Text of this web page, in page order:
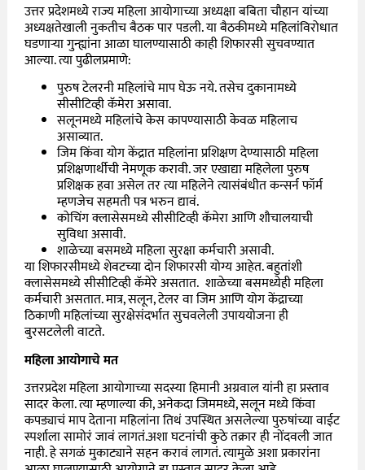
उत्तर प्रदेशमध्ये राज्य महिला आयोगाच्या अध्यक्षा बबिता चौहान यांच्या
अध्यक्षतेखाली नुकतीच बैठक पार पडली. या बैठकीमध्ये महिलांविरोधात
घडणाऱ्या गुन्ह्यांना आळा घालण्यासाठी काही शिफारसी सुचवण्यात
आल्या. त्या पुढीलप्रमाणे:
पुरुष टेलरनी महिलांचे माप घेऊ नये. तसेच दुकानामध्ये
सीसीटिव्ही कॅमेरा असावा.
सलूनमध्ये महिलांचे केस कापण्यासाठी केवळ महिलाच
असाव्यात.
जिम किंवा योग केंद्रात महिलांना प्रशिक्षण देण्यासाठी महिला
प्रशिक्षणार्थीची नेमणूक करावी. जर एखाद्या महिलेला पुरुष
प्रशिक्षक हवा असेल तर त्या महिलेने त्यासंबंधीत कन्सर्न फॉर्म
म्हणजेच सहमती पत्र भरुन द्यावं.
कोचिंग क्लासेसमध्ये सीसीटिव्ही कॅमेरा आणि शौचालयाची
सुविधा असावी.
शाळेच्या बसमध्ये महिला सुरक्षा कर्मचारी असावी.
या शिफारसीमध्ये शेवटच्या दोन शिफारसी योग्य आहेत. बहुतांशी
क्लासेसमध्ये सीसीटिव्ही कॅमेरे असतात. शाळेच्या बसमध्येही महिला
कर्मचारी असतात. मात्र, सलून, टेलर वा जिम आणि योग केंद्राच्या
ठिकाणी महिलांच्या सुरक्षेसंदर्भात सुचवलेली उपाययोजना ही
बुरसटलेली वाटते.
महिला आयोगाचे मत
उत्तरप्रदेश महिला आयोगाच्या सदस्या हिमानी अग्रवाल यांनी हा प्रस्ताव
सादर केला. त्या म्हणाल्या की, अनेकदा जिममध्ये, सलून मध्ये किंवा
कपड्याचं माप देताना महिलांना तिथं उपस्थित असलेल्या पुरुषांच्या वाईट
स्पर्शाला सामोरं जावं लागतं.अशा घटनांची कुठे तक्रार ही नोंदवली जात
नाही. हे सगळं मुकाट्याने सहन करावं लागतं. त्यामुळे अशा प्रकारांना